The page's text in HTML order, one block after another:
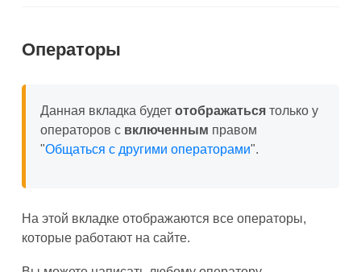
Операторы
Данная вкладка будет отображаться только у
операторов с включенным правом
"Общаться с другими операторами".
На этой вкладке отображаются все операторы,
которые работают на сайте.